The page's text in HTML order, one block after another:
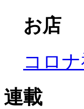
お店
コロ
連載